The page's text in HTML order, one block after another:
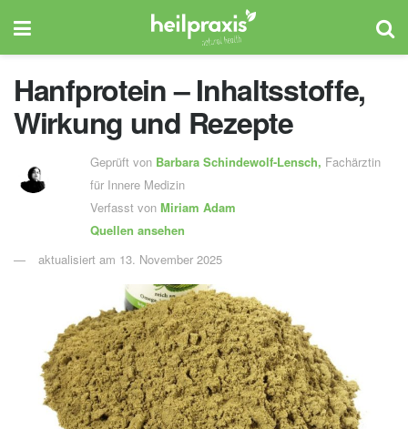
Hanfprotein – Inhaltsstoffe,
Wirkung und Rezepte
Geprüft von Barbara Schindewolf-Lensch, Fachärztin
für Innere Medizin
Verfasst von Miriam Adam
Quellen ansehen
aktualisiert am 13. November 2025